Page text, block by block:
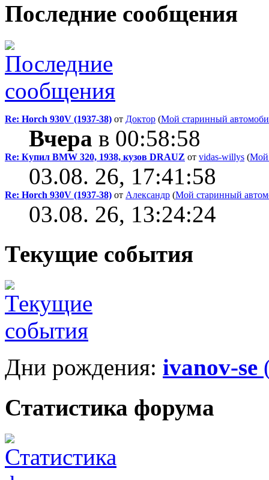
Последние сообщения
Re: Horch 930V (1937-38) от Доктор (Мой старинный
Вчера в 00:58:58
Re: Купил BMW 320, 1938, кузов DRAUZ от vidas-willys (Мой
03.08. 26, 17:41:58
Re: Horch 930V (1937-38) от Александр (Мой старинный
03.08. 26, 13:24:24
Текущие события
Дни рождения: ivanov-se
Статистика форума